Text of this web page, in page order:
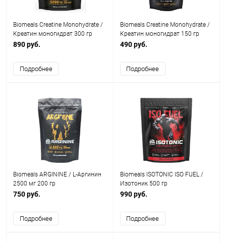
Biomeals Creatine Monohydrate /
Креатин моногидрат 300 гр
890 руб.
Подробнее
Biomeals Creatine Monohydrate /
Креатин моногидрат 150 гр
490 руб.
Подробнее
Biomeals ARGININE / L-Аргинин
2500 мг 200 гр
750 руб.
Подробнее
Biomeals ISOTONIC ISO FUEL /
Изотоник 500 гр
990 руб.
Подробнее